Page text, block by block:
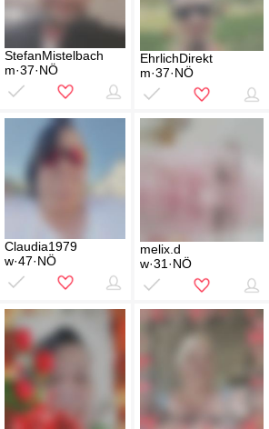
StefanMistelbach
m·37·NÖ
EhrlichDirekt
m·37·NÖ
Claudia1979
w·47·NÖ
melix.d
w·31·NÖ